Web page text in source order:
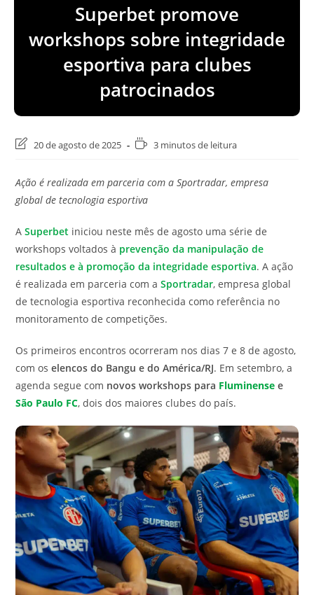
Superbet promove
workshops sobre integridade
esportiva para clubes
patrocinados
Última
post:
20 de agosto de 2025
Tempo3 minutos de leitura
Ação é realizada em parceria com a Sportradar, empresa
global de tecnologia esportiva
ASuperbet iniciou neste mês de agosto uma série de
workshops voltados à prevenção da manipulação de
resultados e à promoção da integridade esportiva. A ação
é realizada em parceria com aSportradar, empresa global
de tecnologia esportiva reconhecida como referência no
monitoramento de competições.
Os primeiros encontros ocorreram nos dias 7 e 8 de agosto,
com os elencos do Bangu e do América/RJ. Em setembro, a
agenda segue com novos workshops para Fluminense e
São Paulo FC, dois dos maiores clubes do país.